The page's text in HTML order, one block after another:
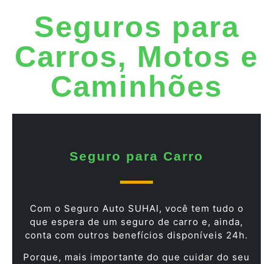
Seguros para
Carros, Motos e
Caminhões
Seguro para Carro
Com o Seguro Auto SUHAI, você tem tudo o
que espera de um seguro de carro e, ainda,
conta com outros benefícios disponíveis 24h.
Porque, mais importante do que cuidar do seu